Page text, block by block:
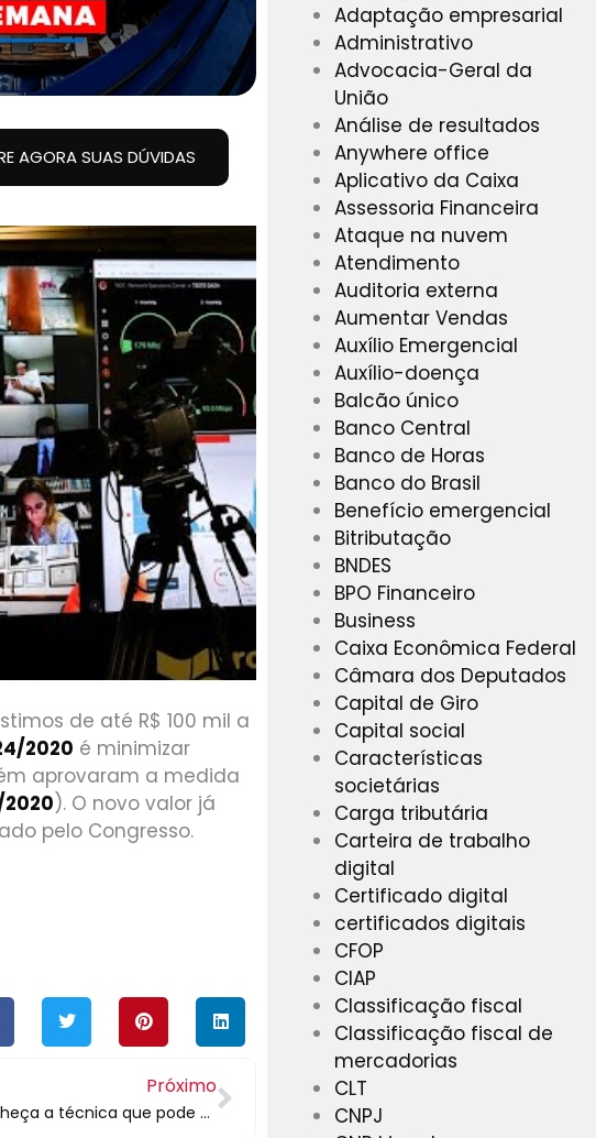
AGORA SUAS DÚVIDAS
de até R$ 100 mil a
2020 é minimizar
aprovaram a medida
2020). O novo valor já
pelo Congresso.
Próximo
Cash RunWay: Conheça a técnica que pode salvar as empresas da crise
Adaptação empresarial
Administrativo
Advocacia-Geral da
União
Análise de resultados
Anywhere office
Aplicativo da Caixa
Assessoria Financeira
Ataque na nuvem
Atendimento
Auditoria externa
Aumentar Vendas
Auxílio Emergencial
Auxílio-doença
Balcão único
Banco Central
Banco de Horas
Banco do Brasil
Benefício emergencial
Bitributação
BNDES
BPO Financeiro
Business
Caixa Econômica Federal
Câmara dos Deputados
Capital de Giro
Capital social
Características
societárias
Carga tributária
Carteira de trabalho
digital
Certificado digital
certificados digitais
CFOP
CIAP
Classificação fiscal
Classificação fiscal de
mercadorias
CLT
CNPJ